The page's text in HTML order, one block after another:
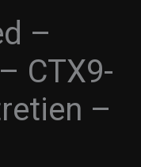
–
CTX9-
–